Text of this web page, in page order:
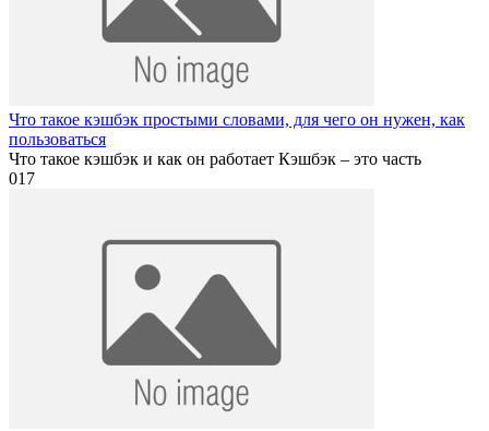
Что такое кэшбэк простыми словами, для чего он нужен, как
пользоваться
Что такое кэшбэк и как он работает Кэшбэк – это часть
017